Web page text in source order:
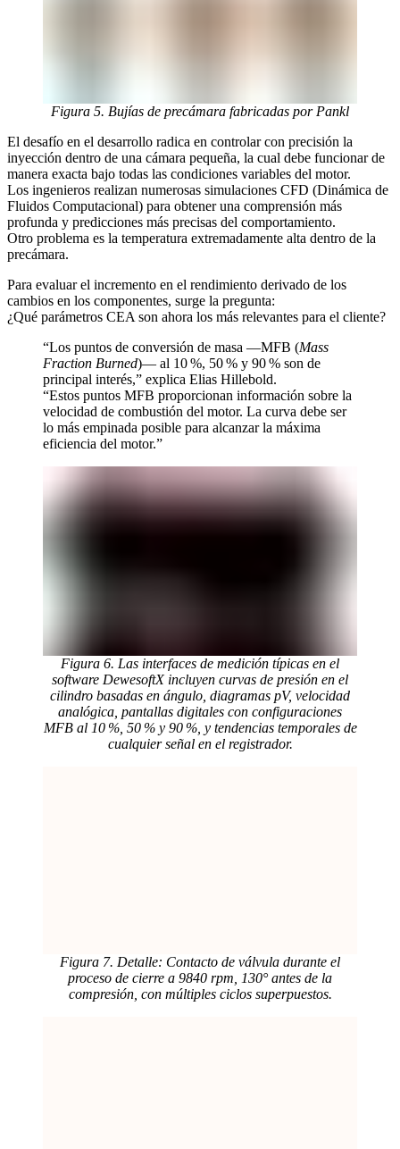
Figura 5. Bujías de precámara fabricadas por Pankl
El desafío en el desarrollo radica en controlar con precisión la
inyección dentro de una cámara pequeña, la cual debe funcionar de
manera exacta bajo todas las condiciones variables del motor.
Los ingenieros realizan numerosas simulaciones CFD (Dinámica de
Fluidos Computacional) para obtener una comprensión más
profunda y predicciones más precisas del comportamiento.
Otro problema es la temperatura extremadamente alta dentro de la
precámara.
Para evaluar el incremento en el rendimiento derivado de los
cambios en los componentes, surge la pregunta:
¿Qué parámetros CEA son ahora los más relevantes para el cliente?
“Los puntos de conversión de masa —MFB (Mass
Fraction Burned)— al 10 %, 50 % y 90 % son de
principal interés,” explica Elias Hillebold.
“Estos puntos MFB proporcionan información sobre la
velocidad de combustión del motor. La curva debe ser
lo más empinada posible para alcanzar la máxima
eficiencia del motor.”
Figura 6. Las interfaces de medición típicas en el
software DewesoftX incluyen curvas de presión en el
cilindro basadas en ángulo, diagramas pV, velocidad
analógica, pantallas digitales con configuraciones
MFB al 10 %, 50 % y 90 %, y tendencias temporales de
cualquier señal en el registrador.
Figura 7. Detalle: Contacto de válvula durante el
proceso de cierre a 9840 rpm, 130° antes de la
compresión, con múltiples ciclos superpuestos.